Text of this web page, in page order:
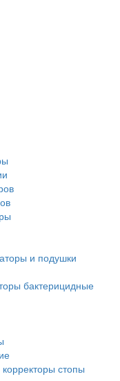
и подушки
бактерицидные
стопы